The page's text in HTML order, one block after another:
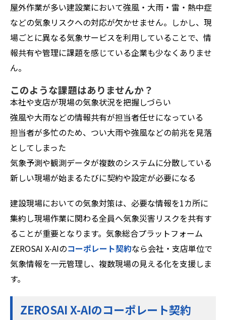
屋外作業が多い建設業において強風・大雨・雷・熱中症
などの気象リスクへの対応が欠かせません。しかし、現
場ごとに異なる気象サービスを利用していることで、情
報共有や管理に課題を感じている企業も少なくありませ
ん。
このような課題はありませんか？
本社や支店が現場の気象状況を把握しづらい
強風や大雨などの情報共有が担当者任せになっている
担当者が多忙のため、つい大雨や強風などの前兆を見落
としてしまった
気象予測や観測データが複数のシステムに分散している
新しい現場が始まるたびに契約や設定が必要になる
建設現場においての気象対策は、必要な情報を1カ所に
集約し現場作業に関わる全員へ気象災害リスクを共有す
ることが重要となります。気象総合プラットフォーム
ZEROSAI X-AIのコーポレート契約なら会社・支店単位で
気象情報を一元管理し、複数現場の見える化を支援しま
す。
ZEROSAI X-AIのコーポレート契約